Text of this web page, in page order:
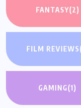
FANTASY(2)
FILM REVIEWS
GAMING(1)